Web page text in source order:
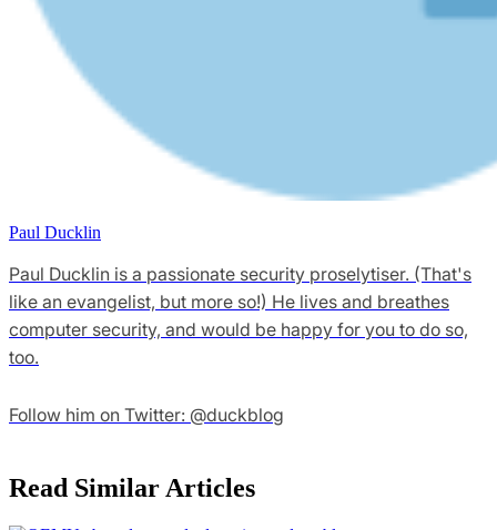
Paul Ducklin
Paul Ducklin is a passionate security proselytiser. (That's
like an evangelist, but more so!) He lives and breathes
computer security, and would be happy for you to do so,
too.
Follow him on Twitter: @duckblog
Read Similar Articles